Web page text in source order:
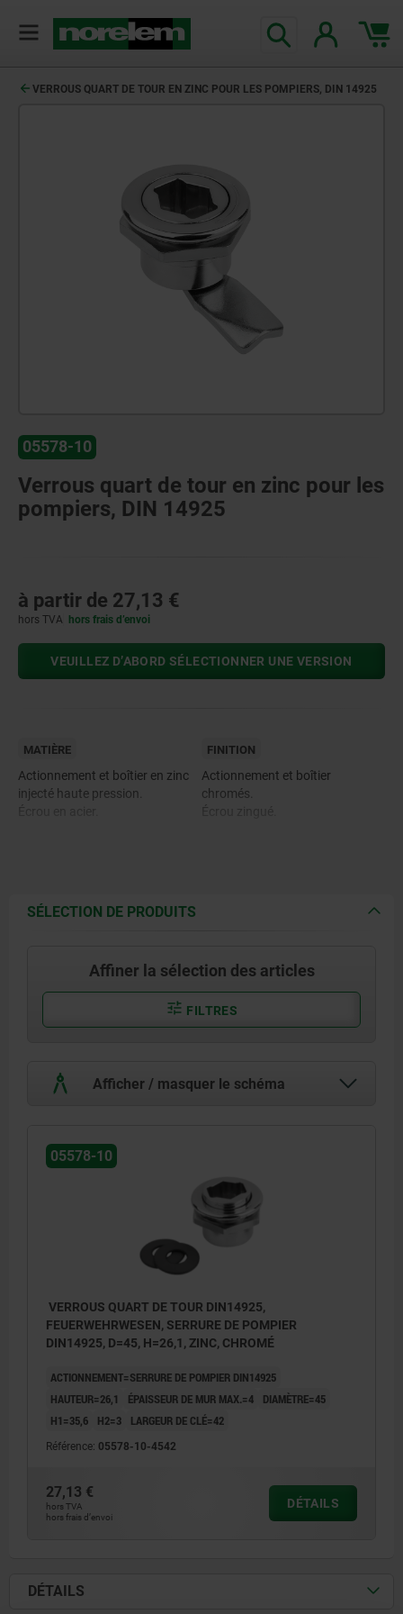
VERROUS QUART DE TOUR EN ZINC POUR LES POMPIERS, DIN 14925
05578-10
Verrous quart de tour en zinc pour les
pompiers, DIN 14925
à partir de 27,13 €
hors TVA hors frais d’envoi
VEUILLEZ D’ABORD SÉLECTIONNER UNE VERSION
MATIÈRE
Actionnement et boîtier en zinc
injecté haute pression.
FINITION
Actionnement et boîtier
chromés.
SÉLECTION DE PRODUITS
Affiner la sélection des articles
FILTRES
Afficher / masquer le schéma
05578-10
VERROUS QUART DE TOUR DIN14925,
FEUERWEHRWESEN, SERRURE DE POMPIER
DIN14925, D=45, H=26,1, ZINC, CHROMÉ
ACTIONNEMENT=SERRURE DE POMPIER DIN14925
HAUTEUR=26,1
ÉPAISSEUR DE MUR MAX.=4
DIAMÈTRE=45
H1=35,6
H2=3 LARGEUR DE CLÉ=42
Référence: 05578-10-4542
27,13 €
hors TVA
hors frais d’envoi
DÉTAILS
DÉTAILS